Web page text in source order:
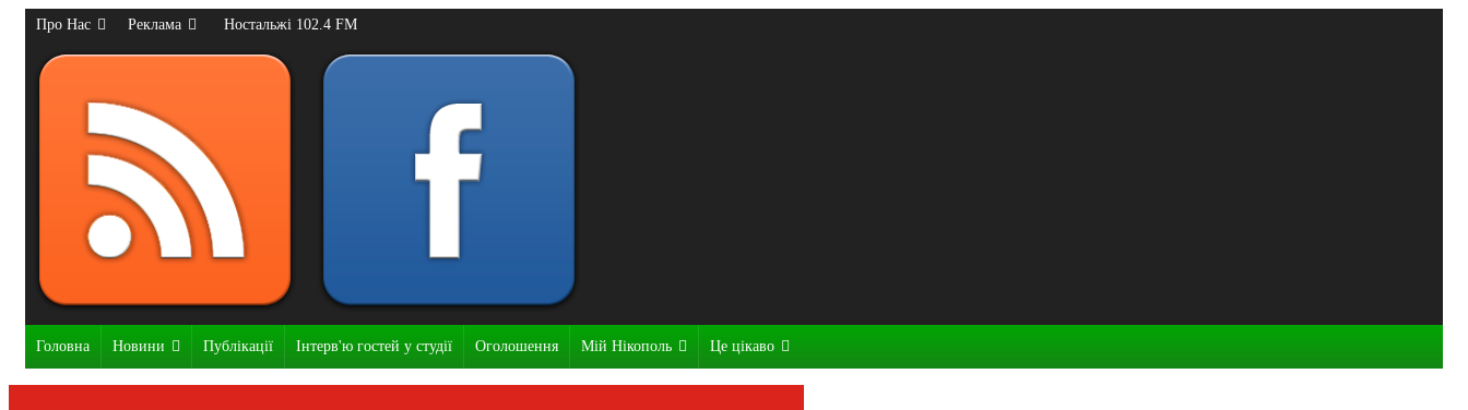
Про Нас Реклама Ностальжі 102.4 FM
Головна Новини Публікації Інтерв'ю гостей у студії Оголошення Мій Нікополь Це цікаво